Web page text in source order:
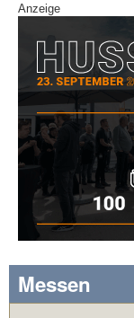
Anzeige
Messen